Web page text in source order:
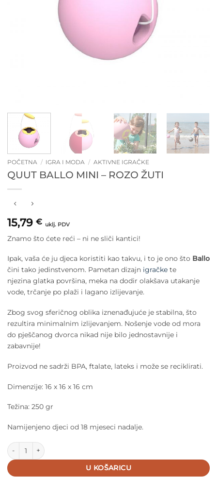
POČETNA / IGRA I MODA / AKTIVNE IGRAČKE
QUUT BALLO MINI – ROZO ŽUTI
15,79 € uklj. PDV
Znamo što ćete reći – ni ne sliči kantici!
Ipak, vaša će ju djeca koristiti kao takvu, i to je ono što Ballo
čini tako jedinstvenom. Pametan dizajn igračke te
njezina glatka površina, meka na dodir olakšava utakanje
vode, trčanje po plaži i lagano izlijevanje.
Zbog svog sferičnog oblika iznenađujuće je stabilna, što
rezultira minimalnim izlijevanjem. Nošenje vode od mora
do pješčanog dvorca nikad nije bilo jednostavnije i
zabavnije!
Proizvod ne sadrži BPA, ftalate, lateks i može se reciklirati.
Dimenzije: 16 x 16 x 16 cm
Težina: 250 gr
Namijenjeno djeci od 18 mjeseci nadalje.
Quut Ballo mini - rozo žuti količina
U KOŠARICU